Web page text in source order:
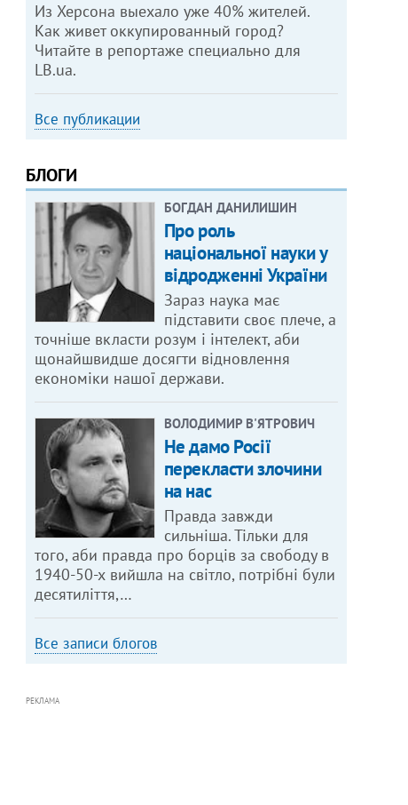
Из Херсона выехало уже 40% жителей.
Как живет оккупированный город?
Читайте в репортаже специально для
LB.ua.
Все публикации
БЛОГИ
БОГДАН ДАНИЛИШИН
Про роль
національної науки у
відродженні України
Зараз наука має
підставити своє плече, а
точніше вкласти розум і інтелект, аби
щонайшвидше досягти відновлення
економіки нашої держави.
ВОЛОДИМИР В'ЯТРОВИЧ
Не дамо Росії
перекласти злочини
на нас
Правда завжди
сильніша. Тільки для
того, аби правда про борців за свободу в
1940-50-х вийшла на світло, потрібні були
десятиліття,…
Все записи блогов
РЕКЛАМА